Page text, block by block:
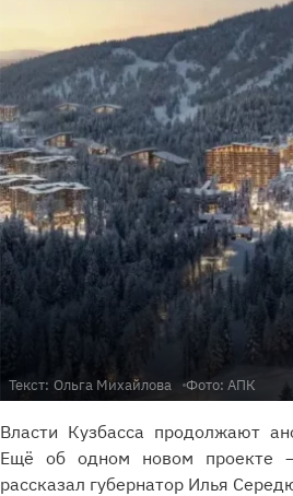
Текст: Ольга Михайлова Фото: АПК
Власти Кузбасса продолжают
Ещё об одном новом проекте
рассказал губернатор Илья